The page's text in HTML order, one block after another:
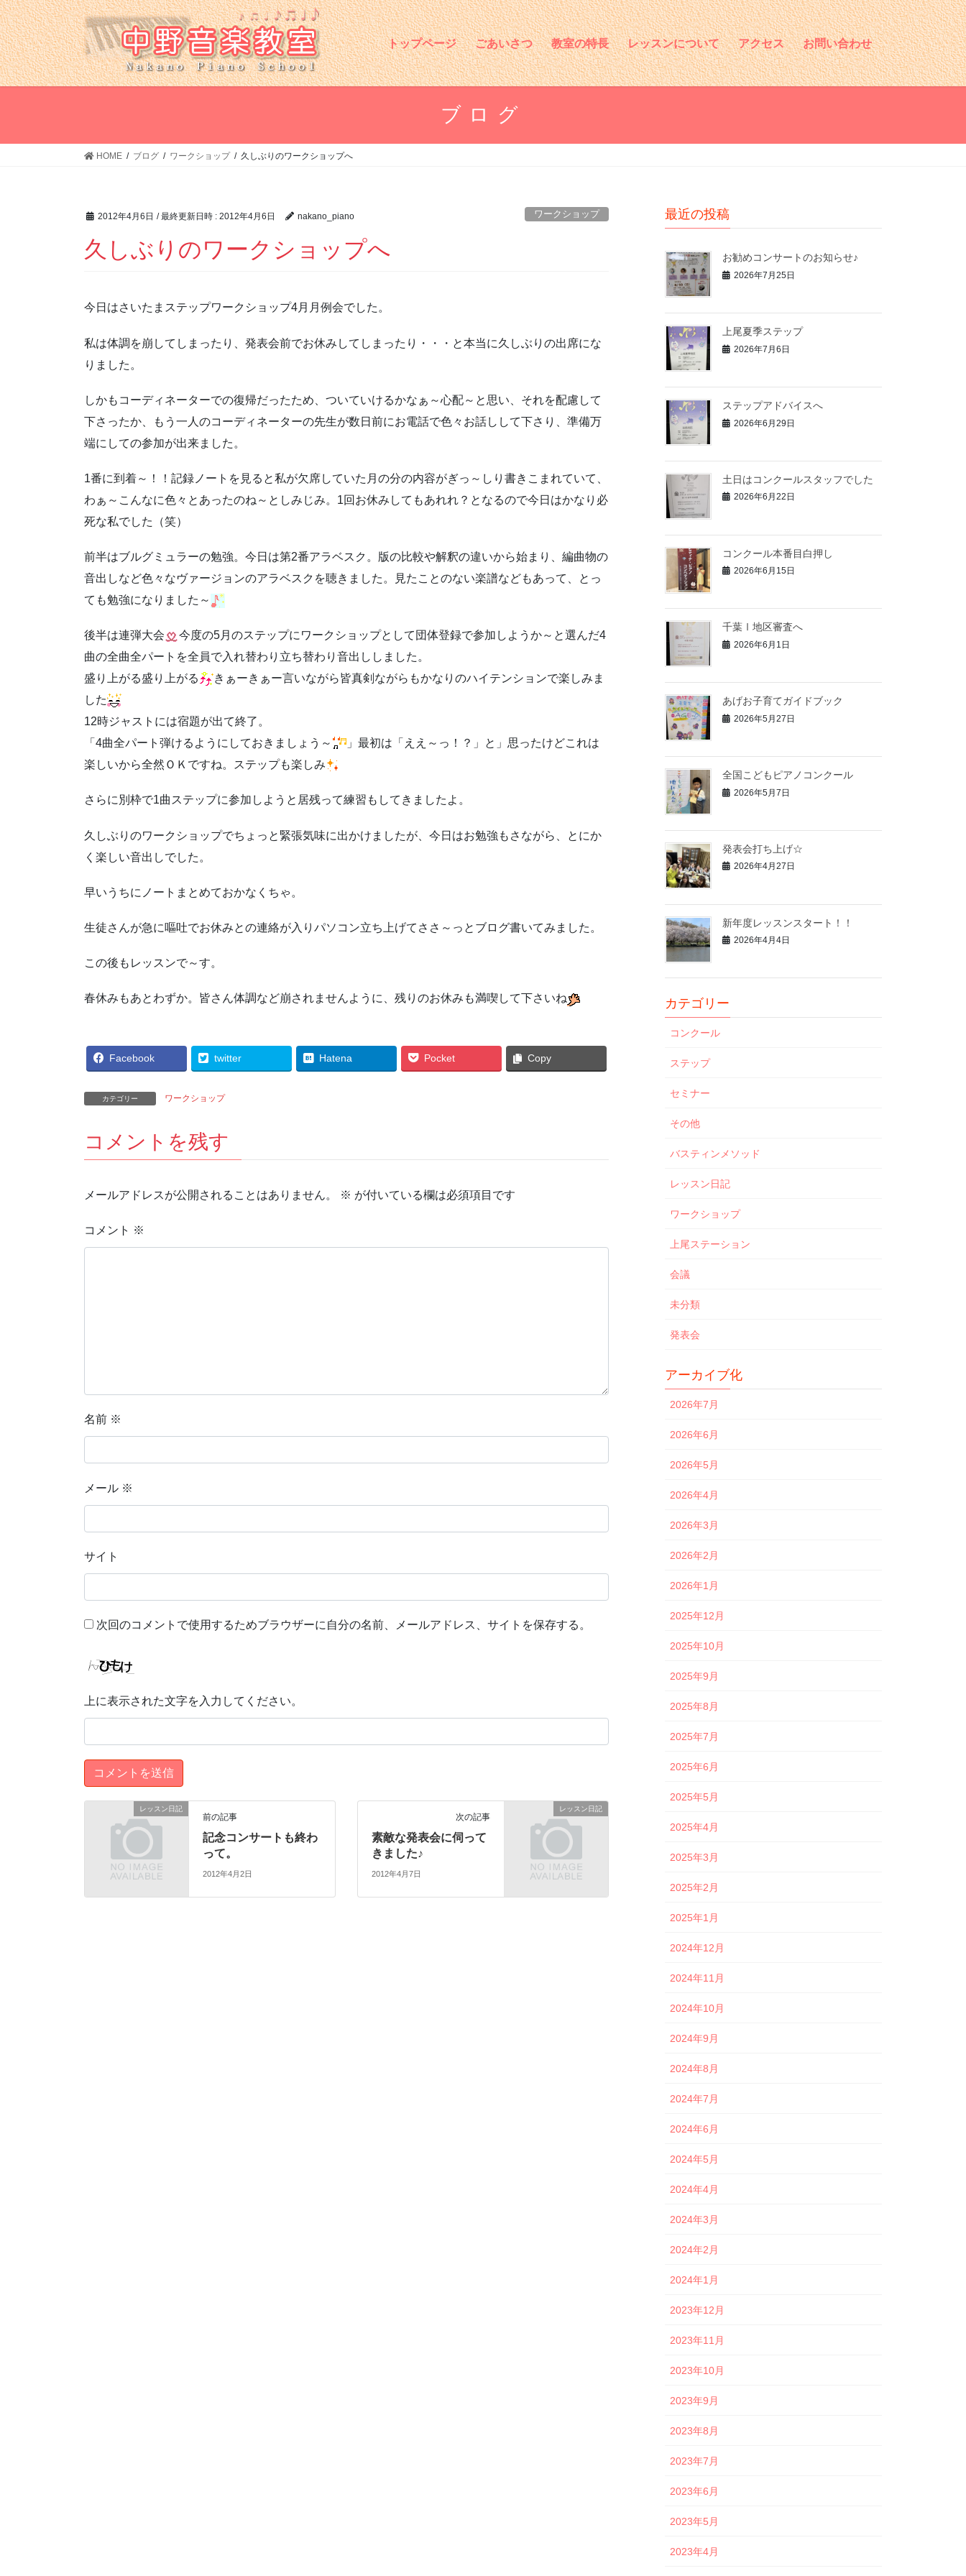
コ
ン
テ
ン
ツ
ッ
ナ
ビ
ゲ
ー
シ
移
トップページ ごあいさつ 教室の特長 レッスンについて アクセス お問い合わせ
ブログ
HOME ブログ ワークショップ 久しぶりのワークショップへ
2012年4月6日 / 最終更新日時 : 2012年4月6日 nakano_piano ワークショップ
久しぶりのワークショップへ
今日はさいたまステップワークショップ4月月例会でした。
私は体調を崩してしまったり、発表会前でお休みしてしまったり・・・と本当に久しぶりの出席にな
りました。
しかもコーディネーターでの復帰だったため、ついていけるかなぁ～心配～と思い、それを配慮して
下さったか、もう一人のコーディネーターの先生が数日前にお電話で色々お話しして下さり、準備万
端にしての参加が出来ました。
1番に到着～！！記録ノートを見ると私が欠席していた月の分の内容がぎっ～しり書きこまれていて、
わぁ～こんなに色々とあったのね～としみじみ。1回お休みしてもあれれ？となるので今日はかなり必
死な私でした（笑）
前半はブルグミュラーの勉強。今日は第2番アラベスク。版の比較や解釈の違いから始まり、編曲物の
音出しなど色々なヴァージョンのアラベスクを聴きました。見たことのない楽譜などもあって、とっ
ても勉強になりました～
後半は連弾大会
今度の5月のステップにワークショップとして団体登録で参加しようか～と選んだ4
曲の全曲全パートを全員で入れ替わり立ち替わり音出ししました。
盛り上がる盛り上がる
きぁーきぁー言いながら皆真剣ながらもかなりのハイテンションで楽しみま
した
12時ジャストには宿題が出て終了。
「4曲全パート弾けるようにしておきましょう～
」最初は「ええ～っ！？」と」思ったけどこれは
楽しいから全然ＯＫですね。ステップも楽しみ
さらに別枠で1曲ステップに参加しようと居残って練習もしてきましたよ。
久しぶりのワークショップでちょっと緊張気味に出かけましたが、今日はお勉強もさながら、とにか
く楽しい音出しでした。
早いうちにノートまとめておかなくちゃ。
生徒さんが急に嘔吐でお休みとの連絡が入りパソコン立ち上げてささ～っとブログ書いてみました。
この後もレッスンで～す。
春休みもあとわずか。皆さん体調など崩されませんように、残りのお休みも満喫して下さいね
Facebook twitter Hatena Pocket Copy
カテゴリー ワークショップ
コメントを残す
メールアドレスが公開されることはありません。 ※ が付いている欄は必須項目です
コメント ※
名前 ※
メール ※
サイト
次回のコメントで使用するためブラウザーに自分の名前、メールアドレス、サイトを保存する。
上に表示された文字を入力してください。
レッスン日記
前の記事
記念コンサートも終わ
って。
2012年4月2日
レッスン日記
次の記事
素敵な発表会に伺って
きました♪
2012年4月7日
最近の投稿
お勧めコンサートのお知らせ♪
2026年7月25日
上尾夏季ステップ
2026年7月6日
ステップアドバイスへ
2026年6月29日
土日はコンクールスタッフでした
2026年6月22日
コンクール本番目白押し
2026年6月15日
千葉Ⅰ地区審査へ
2026年6月1日
あげお子育てガイドブック
2026年5月27日
全国こどもピアノコンクール
2026年5月7日
発表会打ち上げ☆
2026年4月27日
新年度レッスンスタート！！
2026年4月4日
カテゴリー
コンクール
ステップ
セミナー
その他
バスティンメソッド
レッスン日記
ワークショップ
上尾ステーション
会議
未分類
発表会
アーカイブ化
2026年7月
2026年6月
2026年5月
2026年4月
2026年3月
2026年2月
2026年1月
2025年12月
2025年10月
2025年9月
2025年8月
2025年7月
2025年6月
2025年5月
2025年4月
2025年3月
2025年2月
2025年1月
2024年12月
2024年11月
2024年10月
2024年9月
2024年8月
2024年7月
2024年6月
2024年5月
2024年4月
2024年3月
2024年2月
2024年1月
2023年12月
2023年11月
2023年10月
2023年9月
2023年8月
2023年7月
2023年6月
2023年5月
2023年4月